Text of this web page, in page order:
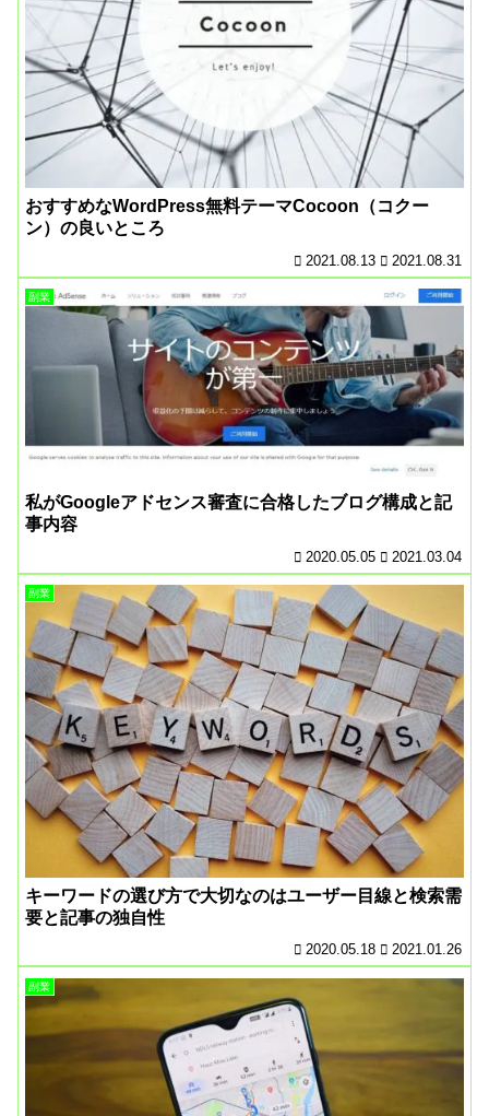
おすすめなWordPress無料テーマCocoon（コクー
ン）の良いところ
2021.08.13 2021.08.31
副業
私がGoogleアドセンス審査に合格したブログ構成と記
事内容
2020.05.05 2021.03.04
副業
キーワードの選び方で大切なのはユーザー目線と検索需
要と記事の独自性
2020.05.18 2021.01.26
副業